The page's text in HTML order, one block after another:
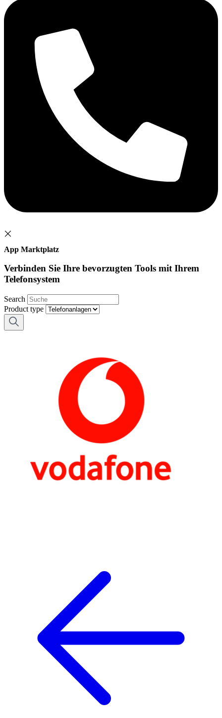
App Marktplatz
Verbinden Sie Ihre bevorzugten Tools mit Ihrem
Telefonsystem
Search
Product type